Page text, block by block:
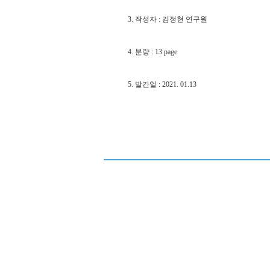
3. 작성자 : 김정현 연구원
4. 분량 : 13 page
5. 발간일 : 2021. 01.13